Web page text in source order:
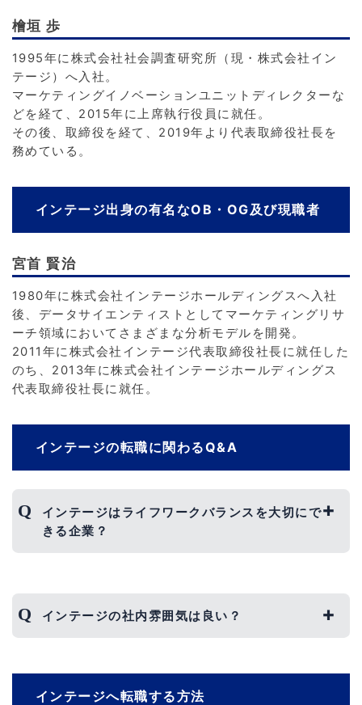
檜垣 歩
1995年に株式会社社会調査研究所（現・株式会社イン
テージ）へ入社。
マーケティングイノベーションユニットディレクターな
どを経て、2015年に上席執行役員に就任。
その後、取締役を経て、2019年より代表取締役社長を
務めている。
インテージ出身の有名なOB・OG及び現職者
宮首 賢治
1980年に株式会社インテージホールディングスへ入社
後、データサイエンティストとしてマーケティングリサ
ーチ領域においてさまざまな分析モデルを開発。
2011年に株式会社インテージ代表取締役社長に就任した
のち、2013年に株式会社インテージホールディングス
代表取締役社長に就任。
インテージの転職に関わるQ&A
インテージはライフワークバランスを大切にで
きる企業？
また、9連休取得が義務付けられているリフレッ
シュ休暇が存在するため、長期の旅行などにも出
インテージの社内雰囲気は良い？
おり、グループ会社や派遣社員とも分け隔てなく
インテージへ転職する方法